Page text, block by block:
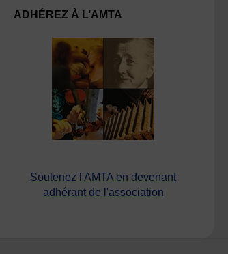
ADHÉREZ À L’AMTA
Soutenez l'AMTA en devenant
adhérant de l'association